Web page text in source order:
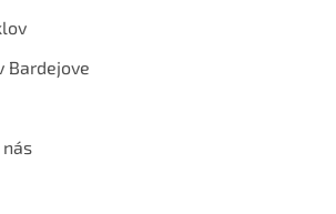
Bardejove